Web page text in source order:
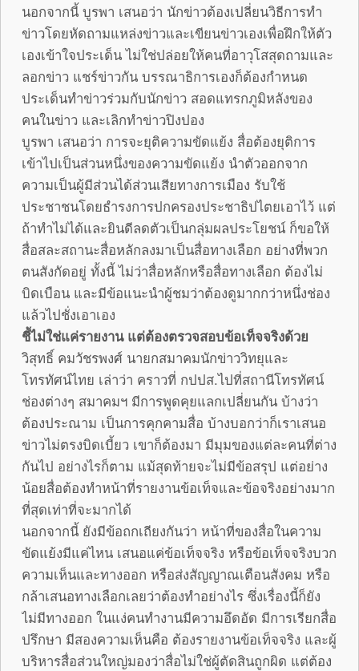
นอกจากนี้ บูรพา เสนอว่า นักข่าวต้องเปลี่ยนวิธีการทำ
ข่าวโดยหัดถามแหล่งข่าวและเขียนข่าวเองเพื่อฝึกให้ตัว
เองเข้าใจประเด็น ไม่ใช่ปล่อยให้คนที่อาวุโสสุดถามและ
ลอกข่าว แชร์ข่าวกัน บรรณาธิการเองก็ต้องกำหนด
ประเด็นทำข่าวร่วมกับนักข่าว สอดแทรกภูมิหลังของ
คนในข่าว และเลิกทำข่าวปิงปอง
บูรพา เสนอว่า การจะยุติความขัดแย้ง สื่อต้องยุติการ
เข้าไปเป็นส่วนหนึ่งของความขัดแย้ง นำตัวออกจาก
ความเป็นผู้มีส่วนได้ส่วนเสียทางการเมือง รับใช้
ประชาชนโดยธำรงการปกครองประชาธิปไตยเอาไว้ แต่
ถ้าทำไม่ได้และยินดีลดตัวเป็นกลุ่มผลประโยชน์ ก็ขอให้
สื่อสละสถานะสื่อหลักลงมาเป็นสื่อทางเลือก อย่างที่พวก
ตนสังกัดอยู่ ทั้งนี้ ไม่ว่าสื่อหลักหรือสื่อทางเลือก ต้องไม่
บิดเบือน และมีข้อแนะนำผู้ชมว่าต้องดูมากกว่าหนึ่งช่อง
แล้วไปชั่งเอาเอง
ชี้ไม่ใช่แค่รายงาน แต่ต้องตรวจสอบข้อเท็จจริงด้วย
วิสุทธิ์ คมวัชรพงศ์ นายกสมาคมนักข่าววิทยุและ
โทรทัศน์ไทย เล่าว่า คราวที่ กปปส.ไปที่สถานีโทรทัศน์
ช่องต่างๆ สมาคมฯ มีการพูดคุยแลกเปลี่ยนกัน บ้างว่า
ต้องประณาม เป็นการคุกคามสื่อ บ้างบอกว่าก็เราเสนอ
ข่าวไม่ตรงบิดเบี้ยว เขาก็ต้องมา มีมุมของแต่ละคนที่ต่าง
กันไป อย่างไรก็ตาม แม้สุดท้ายจะไม่มีข้อสรุป แต่อย่าง
น้อยสื่อต้องทำหน้าที่รายงานข้อเท็จและข้อจริงอย่างมาก
ที่สุดเท่าที่จะมากได้
นอกจากนี้ ยังมีข้อถกเถียงกันว่า หน้าที่ของสื่อในความ
ขัดแย้งมีแค่ไหน เสนอแค่ข้อเท็จจริง หรือข้อเท็จจริงบวก
ความเห็นและทางออก หรือส่งสัญญาณเตือนสังคม หรือ
กล้าเสนอทางเลือกเลยว่าต้องทำอย่างไร ซึ่งเรื่องนี้ก็ยัง
ไม่มีทางออก ในแง่คนทำงานมีความอึดอัด มีการเรียกสื่อ
ปรึกษา มีสองความเห็นคือ ต้องรายงานข้อเท็จจริง และผู้
บริหารสื่อส่วนใหญ่มองว่าสื่อไม่ใช่ผู้ตัดสินถูกผิด แต่ต้อง